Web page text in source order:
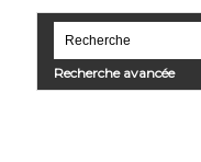
Recherche avancée